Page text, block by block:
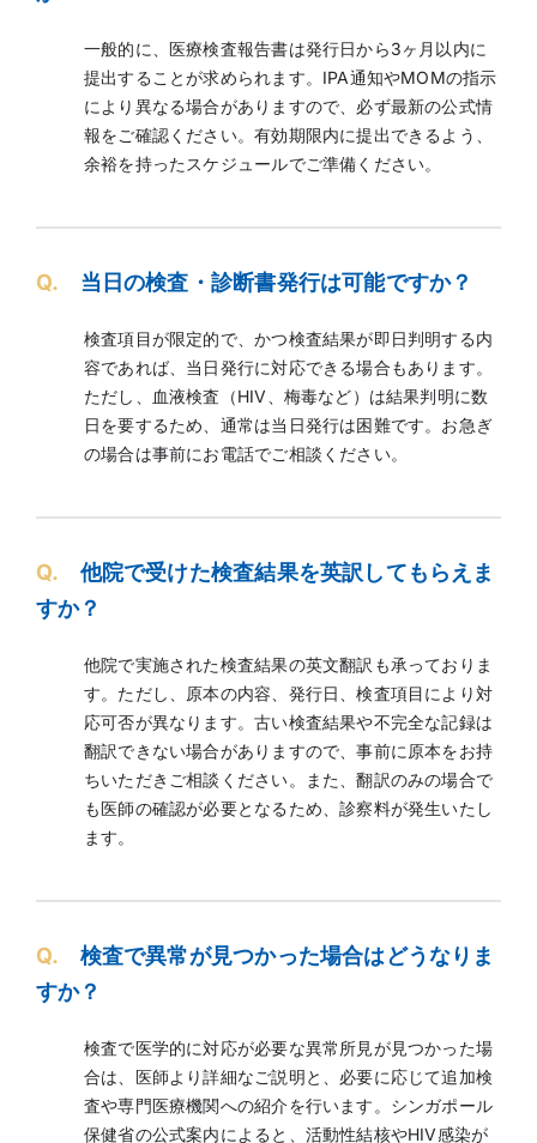
一般的に、医療検査報告書は発行日から3ヶ月以内に
提出することが求められます。IPA通知やMOMの指示
により異なる場合がありますので、必ず最新の公式情
報をご確認ください。有効期限内に提出できるよう、
余裕を持ったスケジュールでご準備ください。
Q. 当日の検査・診断書発行は可能ですか？
検査項目が限定的で、かつ検査結果が即日判明する内
容であれば、当日発行に対応できる場合もあります。
ただし、血液検査（HIV、梅毒など）は結果判明に数
日を要するため、通常は当日発行は困難です。お急ぎ
の場合は事前にお電話でご相談ください。
Q. 他院で受けた検査結果を英訳してもらえま
すか？
他院で実施された検査結果の英文翻訳も承っておりま
す。ただし、原本の内容、発行日、検査項目により対
応可否が異なります。古い検査結果や不完全な記録は
翻訳できない場合がありますので、事前に原本をお持
ちいただきご相談ください。また、翻訳のみの場合で
も医師の確認が必要となるため、診察料が発生いたし
ます。
Q. 検査で異常が見つかった場合はどうなりま
すか？
検査で医学的に対応が必要な異常所見が見つかった場
合は、医師より詳細なご説明と、必要に応じて追加検
査や専門医療機関への紹介を行います。シンガポール
保健省の公式案内によると、活動性結核やHIV感染が